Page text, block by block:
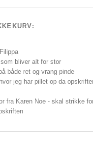
bliver alt for stor
både ret og vrang pinde
jeg har pillet op da
fra Karen Noe - skal strikke